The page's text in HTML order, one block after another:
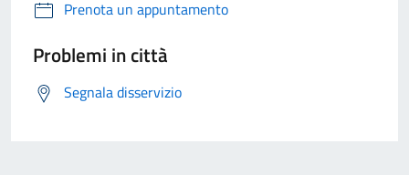
Prenota un appuntamento
Problemi in città
Segnala disservizio